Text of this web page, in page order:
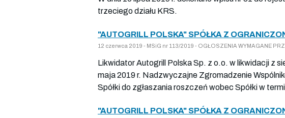
trzeciego działu KRS.
"AUTOGRILL POLSKA" SPÓŁKA Z
12 czerwca 2019 - MSiG nr 113/2019 - OGŁOSZENIA WYMAGANE
Likwidator Autogrill Polska Sp. z o.o. w likwidacji z
maja 2019 r. Nadzwyczajne Zgromadzenie
Spółki do zgłaszania roszczeń wobec Spółki w
"AUTOGRILL POLSKA" SPÓŁKA Z